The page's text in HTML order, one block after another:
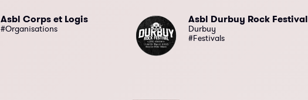
Asbl Corps et Logis
#Organisations
Asbl Durbuy Rock Festival
Durbuy
#Festivals